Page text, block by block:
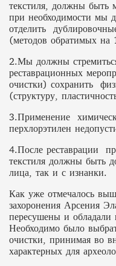
текстиля, должны быть
при необходимости мы
отделить
(методов обратимых на
2.Мы должны
реставрационных
очистки) сохранить
(структуру,
3.Применение
перхлорэтилен
4.После реставрации
текстиля должны быть
лица, так и с изнанки.
Как уже отмечалось
захоронения Арсения
пересушены и
Необходимо было
очистки, принимая во
характерных для